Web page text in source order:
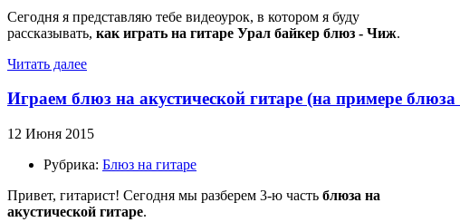
Сегодня я представляю тебе видеоурок, в котором я буду
рассказывать, как играть на гитаре Урал байкер блюз - Чиж.
Читать далее
Играем блюз на акустической гитаре (на примере
12 Июня 2015
Рубрика: Блюз на гитаре
Привет, гитарист! Сегодня мы разберем 3-ю часть блюза на
акустической гитаре.